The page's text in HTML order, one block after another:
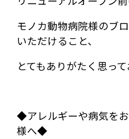
モノカ動物病院様のブ
いただけること、
とてもありがたく思って
◆アレルギーや病気を
様へ◆